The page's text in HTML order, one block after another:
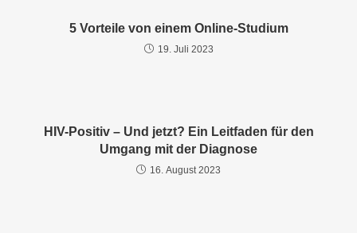
5 Vorteile von einem Online-Studium
19. Juli 2023
HIV-Positiv – Und jetzt? Ein Leitfaden für den
Umgang mit der Diagnose
16. August 2023